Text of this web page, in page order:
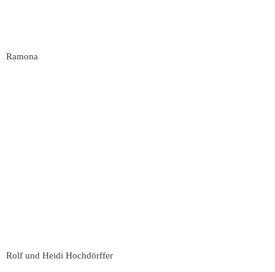
Ramona
Rolf und Heidi Hochdörffer